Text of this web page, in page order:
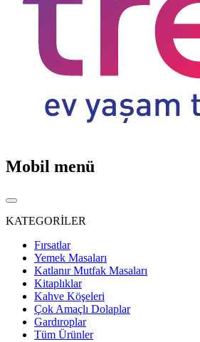
Mobil menü
KATEGORİLER
Fırsatlar
Yemek Masaları
Katlanır Mutfak Masaları
Kitaplıklar
Kahve Köşeleri
Çok Amaçlı Dolaplar
Gardıroplar
Tüm Ürünler